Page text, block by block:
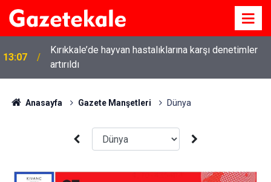
13:07
Kırıkkale’de hayvan hastalıklarına karşı denetimler
artırıldı
Anasayfa Gazete Manşetleri Dünya